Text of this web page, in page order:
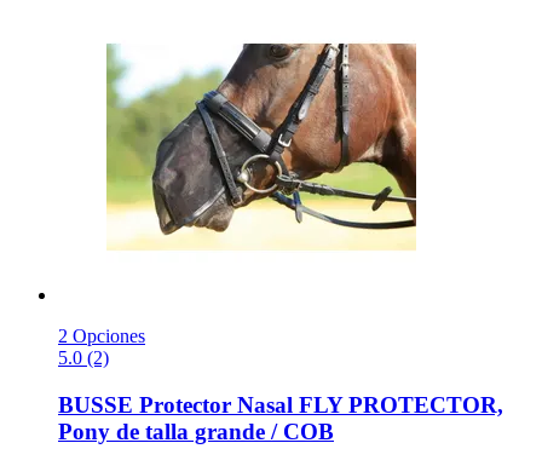
2 Opciones
5.0 (2)
BUSSE Protector Nasal FLY PROTECTOR,
Pony de talla grande / COB